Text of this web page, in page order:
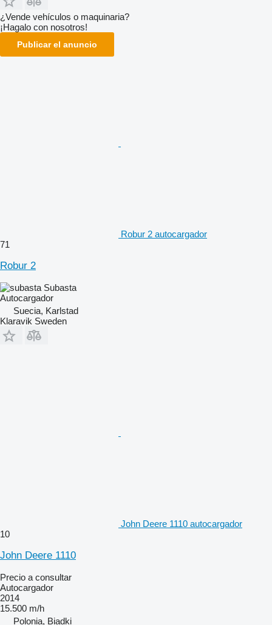
¿Vende vehículos o maquinaria?
¡Hagalo con nosotros!
Publicar el anuncio
Robur 2 autocargador
71
Robur 2
Subasta
Autocargador
Suecia, Karlstad
Klaravik Sweden
John Deere 1110 autocargador
10
John Deere 1110
Precio a consultar
Autocargador
2014
15.500 m/h
Polonia, Biadki